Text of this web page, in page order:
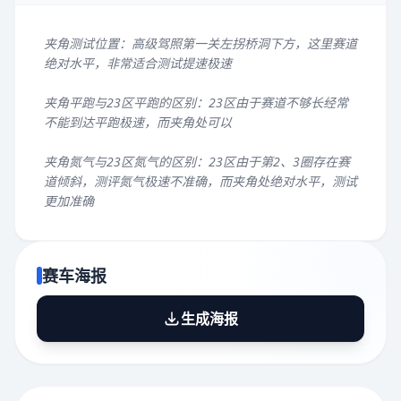
夹角测试位置：高级驾照第一关左拐桥洞下方，这里赛道
绝对水平，非常适合测试提速极速
夹角平跑与23区平跑的区别：23区由于赛道不够长经常
不能到达平跑极速，而夹角处可以
夹角氮气与23区氮气的区别：23区由于第2、3圈存在赛
道倾斜，测评氮气极速不准确，而夹角处绝对水平，测试
更加准确
赛车海报
生成海报